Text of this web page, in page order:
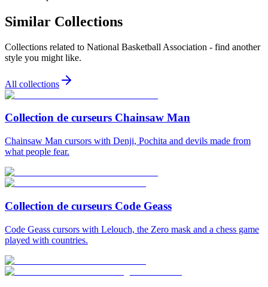
Similar Collections
Collections related to National Basketball Association - find another
style you might like.
All collections
Collection de curseurs Chainsaw Man
Chainsaw Man cursors with Denji, Pochita and devils made from
what people fear.
Collection de curseurs Code Geass
Code Geass cursors with Lelouch, the Zero mask and a chess game
played with countries.